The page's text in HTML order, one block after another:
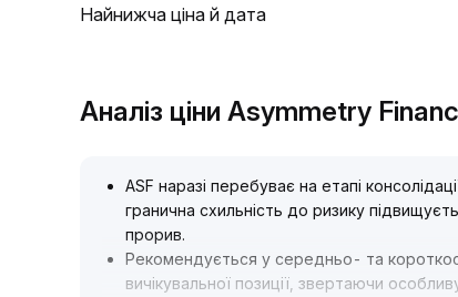
Найнижча ціна й дата
Аналіз ціни Asymmetry
ASF наразі перебуває на етапі
гранична схильність до ризику
прорив.
Рекомендується у середньо- та
вичікувальної позиції, звертаючи